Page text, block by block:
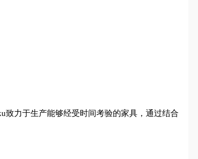
致力于生产能够经受时间考验的家具，通过结合